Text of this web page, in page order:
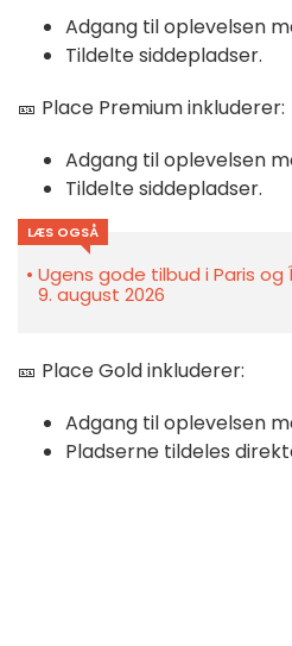
Adgang til oplevelsen
Tildelte siddepladser.
🎫 Place Premium inkluderer:
Adgang til oplevelsen
Tildelte siddepladser.
LÆS OGSÅ
Ugens gode tilbud i Paris
9. august 2026
🎫 Place Gold inkluderer:
Adgang til oplevelsen
Pladserne tildeles